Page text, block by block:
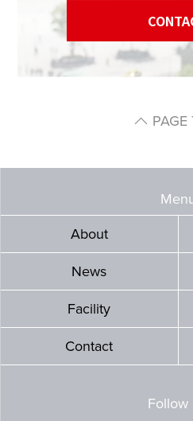
PAGE
About
News
Facility
Contact
Follow